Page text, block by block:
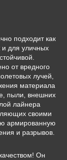
подходит как
для уличных
от вредного
лучей,
материала
пыли, внешних
лайнера
своими
армированную
и разрывов.
Он